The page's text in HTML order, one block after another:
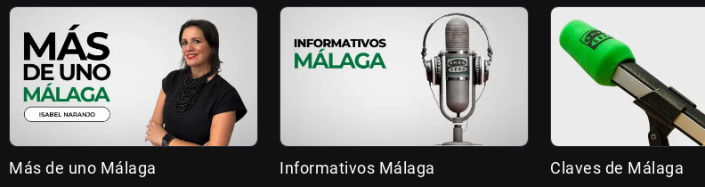
Más de uno Málaga Informativos Málaga Claves de Málaga